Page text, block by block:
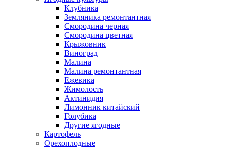
Клубника
Земляника ремонтантная
Смородина черная
Смородина цветная
Крыжовник
Виноград
Малина
Малина ремонтантная
Ежевика
Жимолость
Актинидия
Лимонник китайский
Голубика
Другие ягодные
Картофель
Орехоплодные